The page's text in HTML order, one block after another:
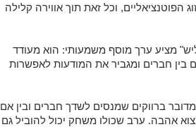
וכל זאת תוך אווירה קלילה
מציע ערך מוסף משמעותי: הוא מעודד
בין חברים ומגביר את המודעות לאפשרות
ברווקים שמנסים לשדך חברים ובין אם
אהבה. ערב שכולו משחק יכול להוביל גם